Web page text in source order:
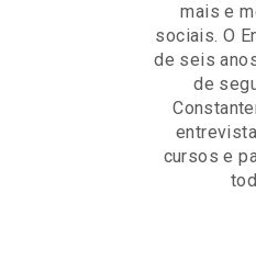
mais e
sociais. O
de seis
de
cursos e